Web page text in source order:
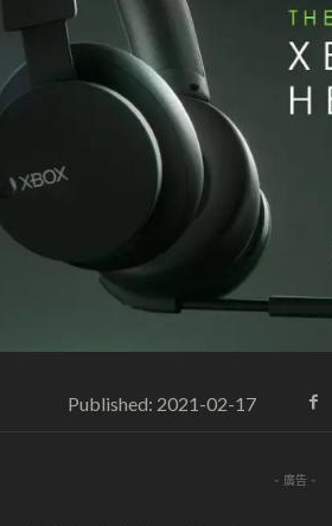
Published: 2021-02-17
- 廣告 -